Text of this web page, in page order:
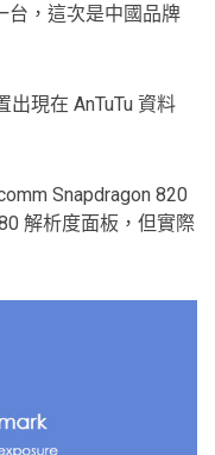
台，這次是中國品牌
現在 AnTuTu 資料
Snapdragon 820
解析度面板，但實際